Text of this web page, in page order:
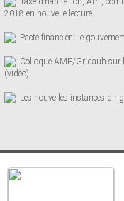
2018 en nouvelle lecture
Pacte financier : le
Colloque AMF/Gridauh sur
(vidéo)
Les nouvelles instances